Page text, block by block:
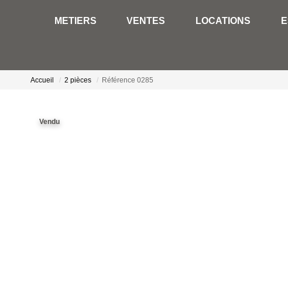
METIERS VENTES LOCATIONS
Accueil 2 pièces Référence 0285
Vendu